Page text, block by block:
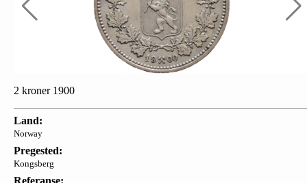
2 kroner 1900
Land:
Norway
Pregested:
Kongsberg